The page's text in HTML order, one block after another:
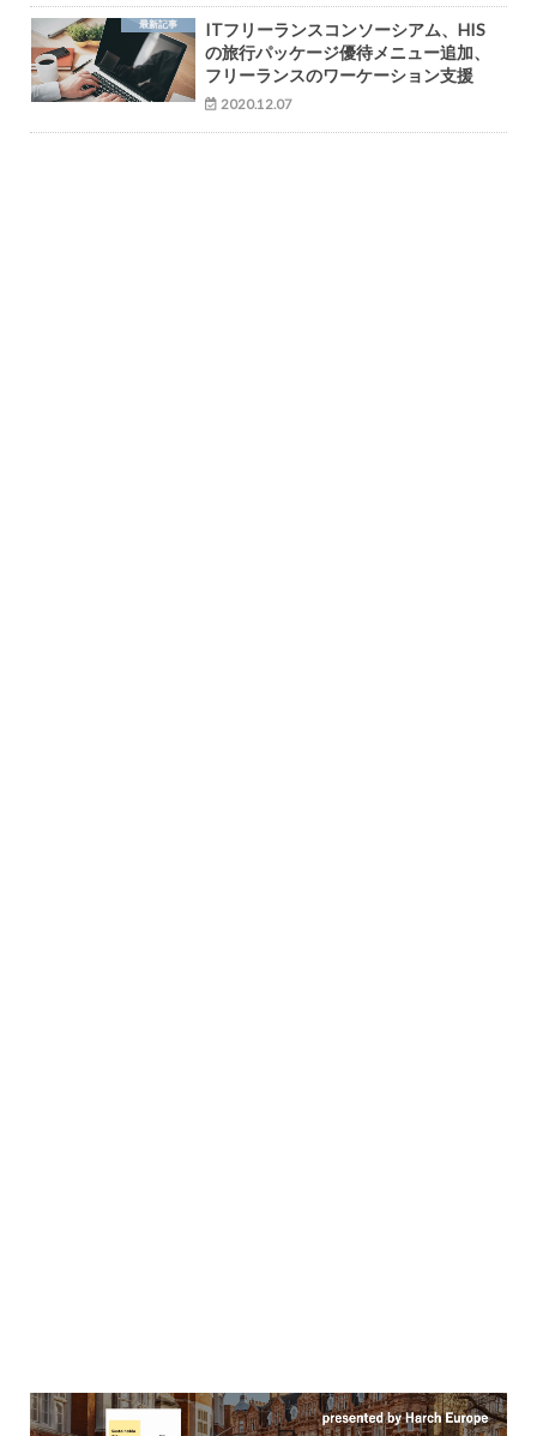
最新記事
ITフリーランスコンソーシアム、HIS
の旅行パッケージ優待メニュー追加、
フリーランスのワーケーション支援
2020.12.07